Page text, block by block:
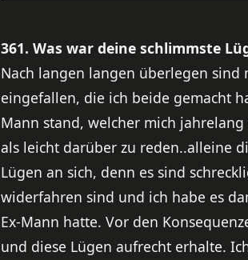
361. Was war deine schlimmste
Nach langen langen überlegen sind
eingefallen, die ich beide gemacht
Mann stand, welcher mich
als leicht darüber zu reden..alleine
Lügen an sich, denn es sind
widerfahren sind und ich habe es
Ex-Mann hatte. Vor den
und diese Lügen aufrecht erhalte.